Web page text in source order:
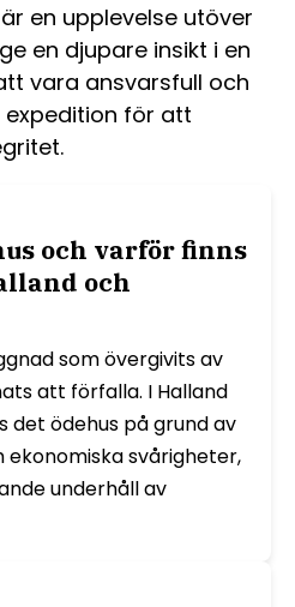
en upplevelse utöver
en djupare insikt i en
vara ansvarsfull och
expedition för att
och varför finns
och
som övergivits av
att förfalla. I Halland
det ödehus på grund av
svårigheter,
underhåll av